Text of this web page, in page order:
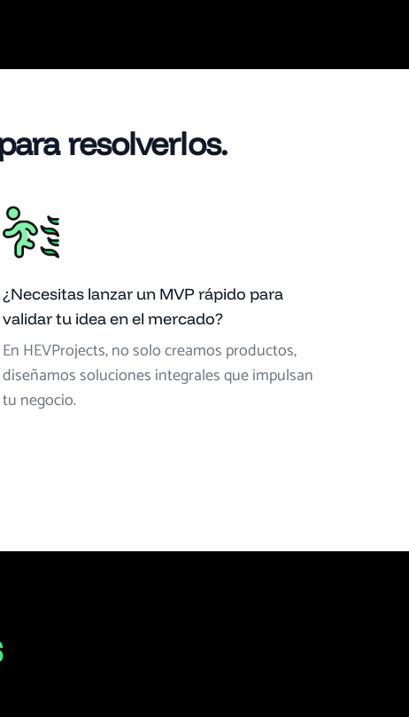
resolverlos.
¿Necesitas lanzar un MVP rápido para
validar tu idea en el mercado?
En HEVProjects, no solo creamos productos,
diseñamos soluciones integrales que impulsan
tu negocio.